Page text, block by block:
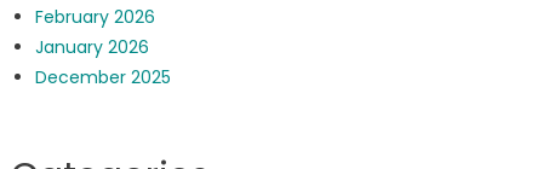
February 2026
January 2026
December 2025